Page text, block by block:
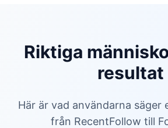
Riktiga
resultat
Här är vad användarna
från RecentFollow till